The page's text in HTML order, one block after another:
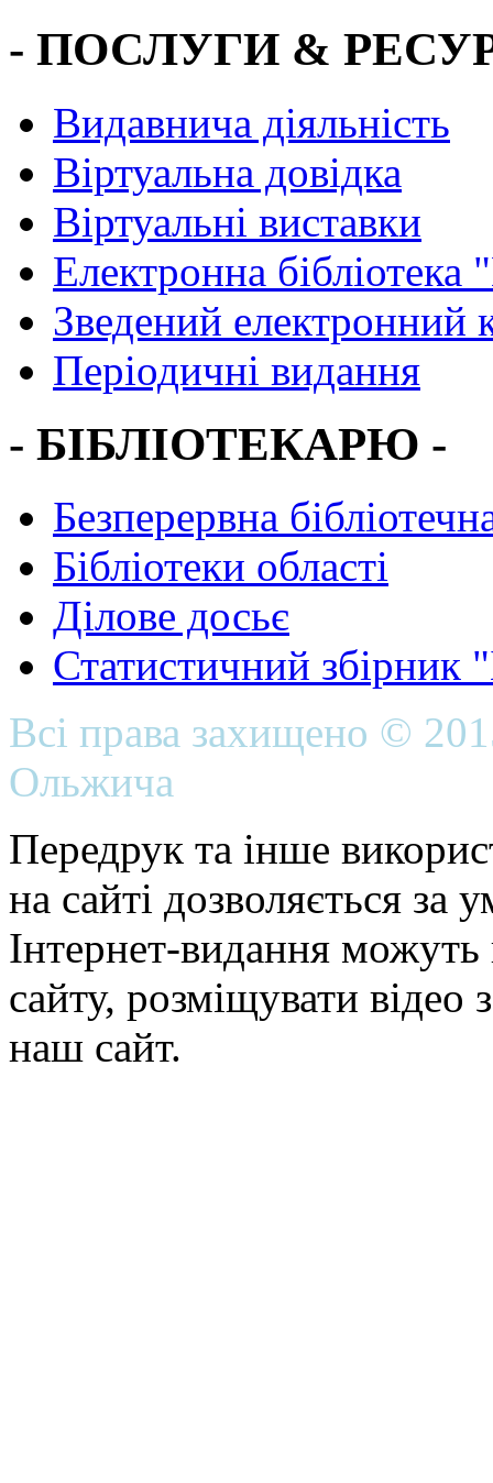
- ПОСЛУГИ &
Видавнича діяльність
Віртуальна довідка
Віртуальні виставки
Електронна
Зведений електронний
Періодичні видання
- БІБЛІОТЕКАРЮ -
Безперервна
Бібліотеки області
Ділове досьє
Статистичний
Всі права захищено ©
Ольжича
Передрук та інше
на сайті дозволяється
Інтернет-видання можуть
сайту, розміщувати відео
наш сайт.